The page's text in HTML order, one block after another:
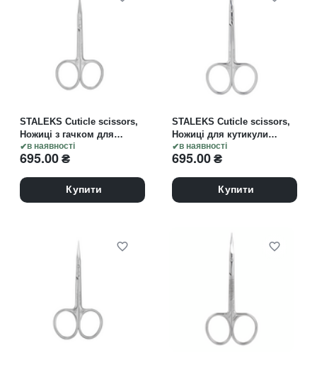
в наявності
STALEKS Cuticle scissors,
Ножиці з гачком для
кутикули EXCLUSIVE 21
TYPE 2 Magnolia
695.00₴
Купити
в наявності
STALEKS Cuticle scissors,
Ножиці для кутикули
EXCLUSIVE 22 TYPE 1
Magnolia
695.00₴
Купити